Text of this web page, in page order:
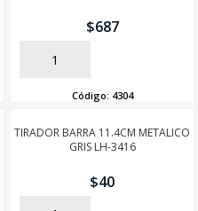
$687
AÑADIR
Código: 4304
TIRADOR BARRA 11.4CM METALICO
GRIS LH-3416
$40